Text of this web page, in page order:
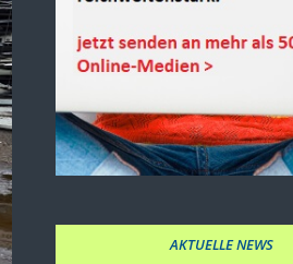
AKTUELLE NEWS